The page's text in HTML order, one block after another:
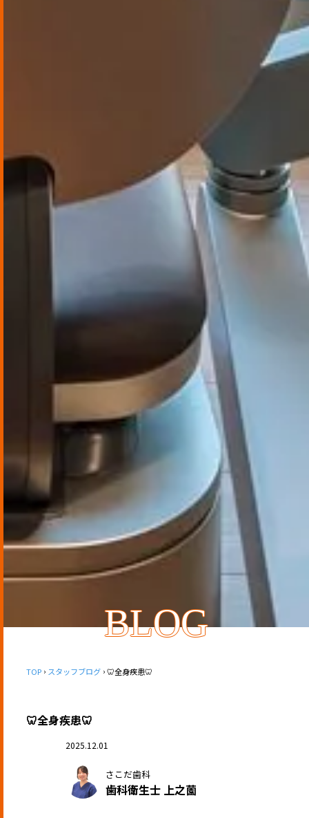
BLOG
TOP スタッフブログ 🦷全身疾患🦷
🦷全身疾患🦷
2025.12.01
さこだ歯科
歯科衛生士 上之薗